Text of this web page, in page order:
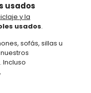
usados
y la
usados.
sofás, sillas u
Incluso